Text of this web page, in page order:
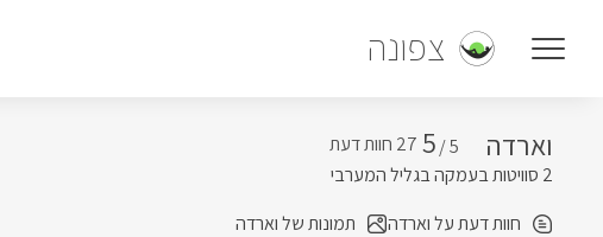
צפונה
וארדה 5 /
5
2 סוויטות בעמקה בגליל המערבי
חוות דעת על וארדה
תמונות של וארדה